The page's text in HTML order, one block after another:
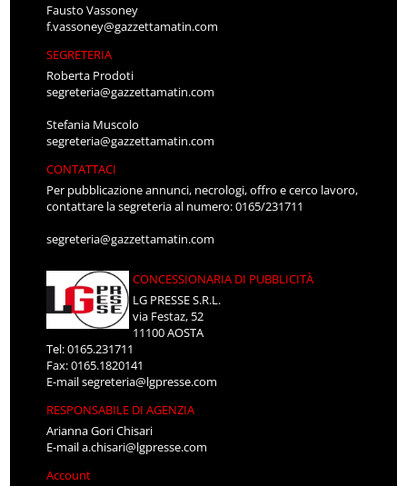
Fausto Vassoney
f.vassoney@gazzettamatin.com
SEGRETERIA
Roberta Prodoti
segreteria@gazzettamatin.com
Stefania Muscolo
segreteria@gazzettamatin.com
CONTATTACI
Per pubblicazione annunci, necrologi, offro e cerco lavoro,
contattare la segreteria al numero: 0165/231711
segreteria@gazzettamatin.com
CONCESSIONARIA DI PUBBLICITÀ
LG PRESSE S.R.L.
via Festaz, 52
11100 AOSTA
Tel: 0165.231711
Fax: 0165.1820141
E-mailsegreteria@lgpresse.com
RESPONSABILE DI AGENZIA
Arianna Gori Chisari
E-maila.chisari@lgpresse.com
Account